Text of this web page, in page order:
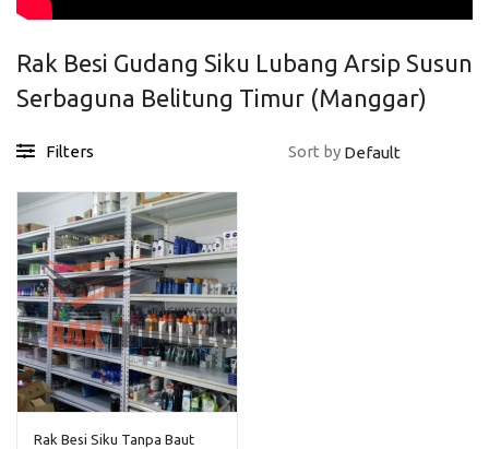
Rak Besi Gudang Siku Lubang Arsip Susun
Serbaguna Belitung Timur (Manggar)
Filters Sort by
Rak Besi Siku Tanpa Baut